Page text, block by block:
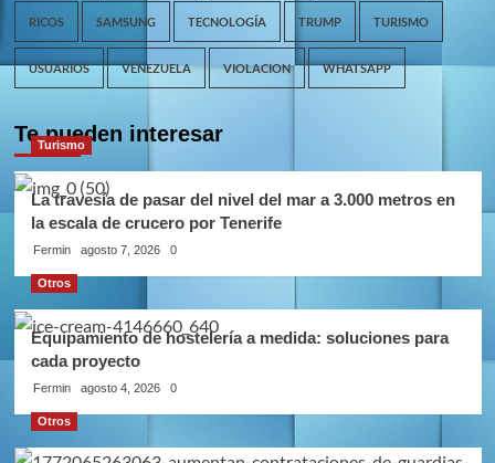
RICOS SAMSUNG TECNOLOGÍA TRUMP TURISMO
USUARIOS VENEZUELA VIOLACION WHATSAPP
Te pueden interesar
Turismo
La travesía de pasar del nivel del mar a 3.000 metros en
la escala de crucero por Tenerife
Fermin agosto 7, 2026 0
Otros
Equipamiento de hostelería a medida: soluciones para
cada proyecto
Fermin agosto 4, 2026 0
Otros